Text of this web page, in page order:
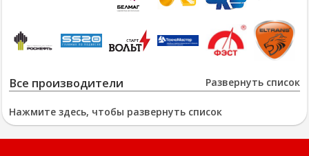
Развернуть список
Все производители
Нажмите здесь, чтобы развернуть список